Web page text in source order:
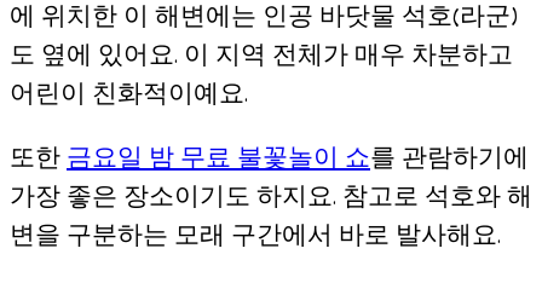
에 위치한 이 해변에는 인공 바닷물 석호(라군)
도 옆에 있어요. 이 지역 전체가 매우 차분하고
어린이 친화적이예요.
또한금요일 밤 무료 불꽃놀이 쇼를 관람하기에
가장 좋은 장소이기도 하지요. 참고로 석호와 해
변을 구분하는 모래 구간에서 바로 발사해요.